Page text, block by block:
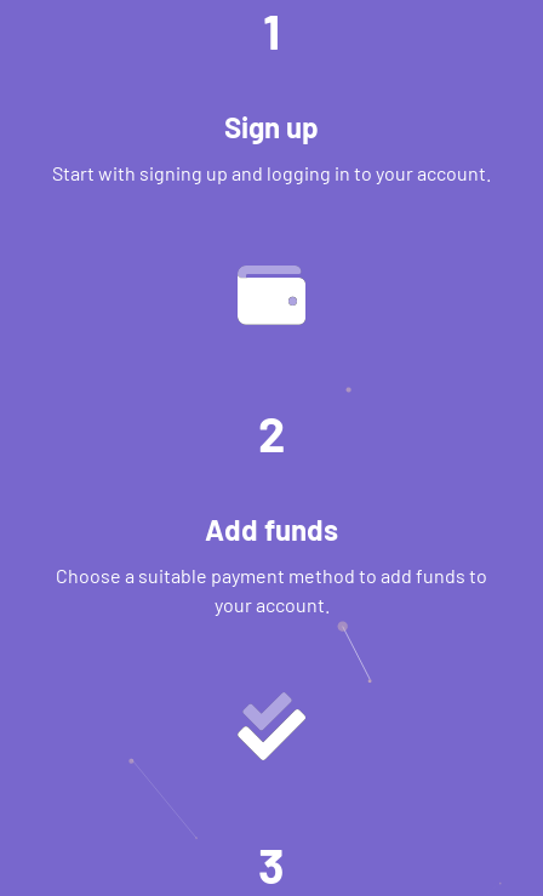
1
Sign up
Start with signing up and logging in to your account.
2
Add funds
Choose a suitable payment method to add funds to
your account.
3